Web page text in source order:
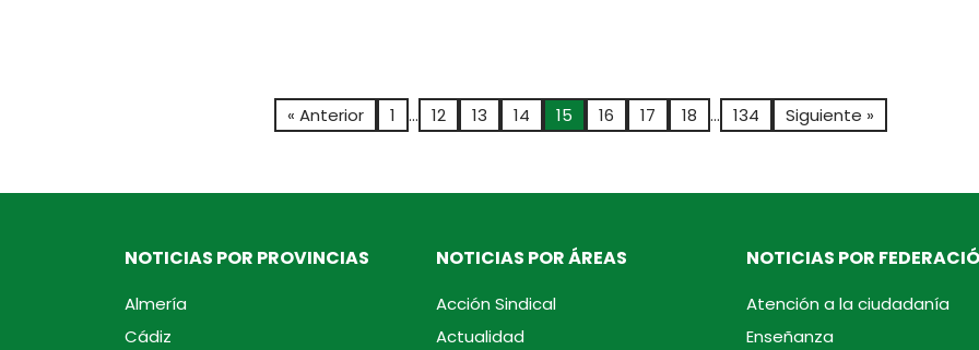
« Anterior 1 … 12 13 14 15 16 17 18 … 134 Siguiente »
NOTICIAS POR PROVINCIAS
Almería
Cádiz
NOTICIAS POR ÁREAS
Acción Sindical
Actualidad
NOTICIAS POR
Atención a la ciudadanía
Enseñanza